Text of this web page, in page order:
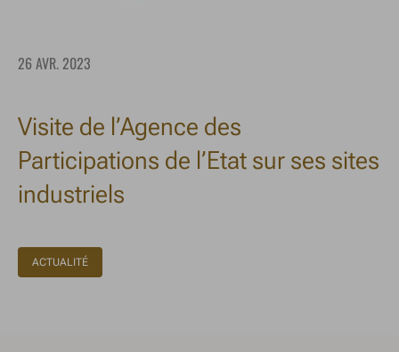
26 AVR. 2023
Visite de l’Agence des
Participations de l’Etat sur ses sites
industriels
ACTUALITÉ